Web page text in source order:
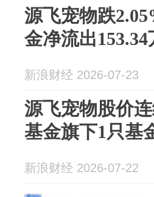
源飞宠物跌
金净流出153.34
新浪财经 2026-07-23
源飞宠物股价
基金旗下1只基
新浪财经 2026-07-22